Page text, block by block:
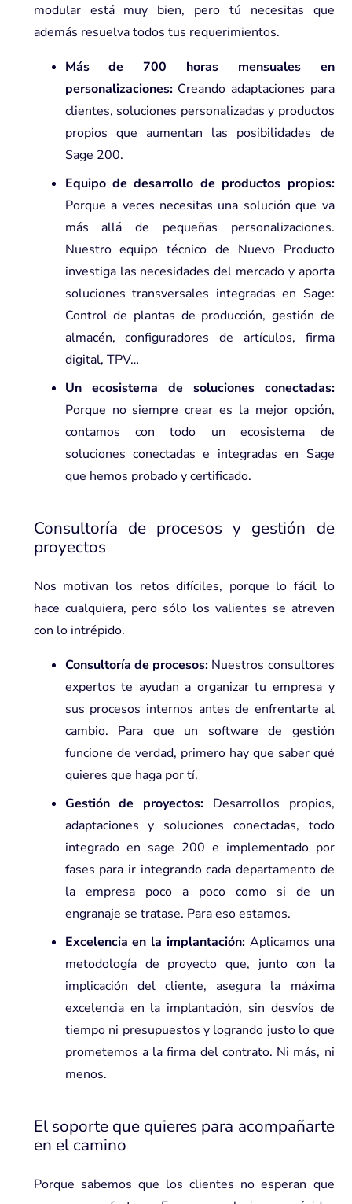
modular está muy bien, pero tú necesitas que
además resuelva todos tus requerimientos.
Más de 700 horas mensuales en
personalizaciones: Creando adaptaciones para
clientes, soluciones personalizadas y productos
propios que aumentan las posibilidades de
Sage 200.
Equipo de desarrollo de productos propios:
Porque a veces necesitas una solución que va
más allá de pequeñas personalizaciones.
Nuestro equipo técnico de Nuevo Producto
investiga las necesidades del mercado y aporta
soluciones transversales integradas en Sage:
Control de plantas de producción, gestión de
almacén, configuradores de artículos, firma
digital, TPV…
Un ecosistema de soluciones conectadas:
Porque no siempre crear es la mejor opción,
contamos con todo un ecosistema de
soluciones conectadas e integradas en Sage
que hemos probado y certificado.
Consultoría de procesos y gestión de
proyectos
Nos motivan los retos difíciles, porque lo fácil lo
hace cualquiera, pero sólo los valientes se atreven
con lo intrépido.
Consultoría de procesos: Nuestros consultores
expertos te ayudan a organizar tu empresa y
sus procesos internos antes de enfrentarte al
cambio. Para que un software de gestión
funcione de verdad, primero hay que saber qué
quieres que haga por tí.
Gestión de proyectos: Desarrollos propios,
adaptaciones y soluciones conectadas, todo
integrado en sage 200 e implementado por
fases para ir integrando cada departamento de
la empresa poco a poco como si de un
engranaje se tratase. Para eso estamos.
Excelencia en la implantación: Aplicamos una
metodología de proyecto que, junto con la
implicación del cliente, asegura la máxima
excelencia en la implantación, sin desvíos de
tiempo ni presupuestos y logrando justo lo que
prometemos a la firma del contrato. Ni más, ni
menos.
El soporte que quieres para acompañarte
en el camino
Porque sabemos que los clientes no esperan que